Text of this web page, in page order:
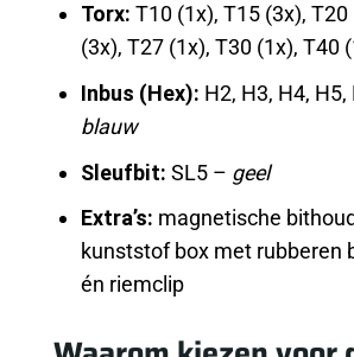
Torx: T10 (1x), T15 (3x), T20
(3x), T27 (1x), T30 (1x), T40
Inbus (Hex): H2, H3, H4,
blauw
Sleufbit: SL5 – geel
Extra’s: magnetische
kunststof box met rubberen
én riemclip